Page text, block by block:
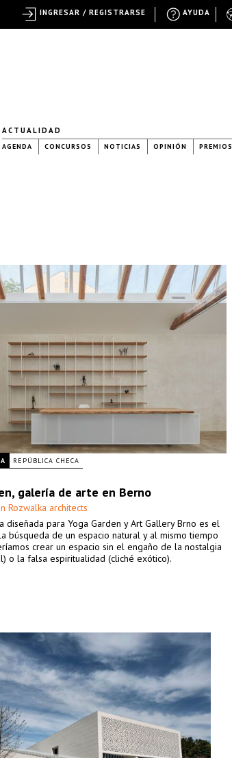
ACTUALIDAD
AGENDA CONCURSOS NOTICIAS OPINIÓN PREMIOS
REPÚBLICA CHECA
galería de arte en Berno
Rozwalka architects
diseñada para Yoga Garden y Art Gallery Brno es el
búsqueda de un espacio natural y al mismo tiempo
crear un espacio sin el engaño de la nostalgia
o la falsa espiritualidad (cliché exótico).
AYUDA
INGRESAR / REGISTRARSE